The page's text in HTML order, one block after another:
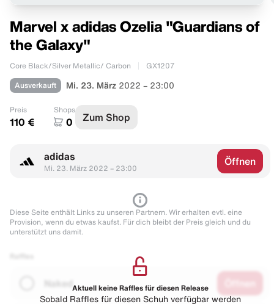
Marvel x adidas Ozelia "Guardians of
the Galaxy"
Core Black/Silver Metallic/ Carbon GX1207
Ausverkauft Mi. 23. März 2022 – 23:00
Preis
110 €
Shops
0 Zum Shop
adidas
Mi. 23. März 2022 – 23:00
Öffnen
Diese Seite enthält Links zu unseren Partnern. Wir erhalten evtl. eine
Provision, wenn du etwas kaufst. Für dich bleibt der Preis gleich und du
unterstützt uns damit.
Naked Aktuell keine Raffles für diesen Release
Sobald Raffles für diesen Schuh verfügbar werden